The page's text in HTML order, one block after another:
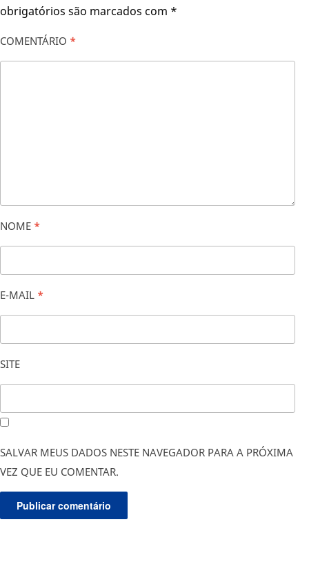
obrigatórios são marcados com *
COMENTÁRIO *
NOME *
E-MAIL *
SITE
SALVAR MEUS DADOS NESTE NAVEGADOR PARA A PRÓXIMA
VEZ QUE EU COMENTAR.